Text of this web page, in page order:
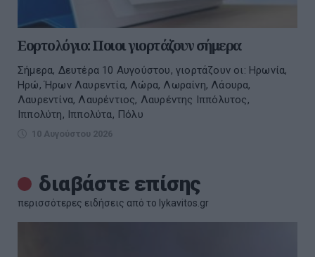
Εορτολόγιο: Ποιοι γιορτάζουν σήμερα
Σήμερα, Δευτέρα 10 Αυγούστου, γιορτάζουν οι: Ηρωνία,
Ηρώ, Ήρων Λαυρεντία, Λώρα, Λωραίνη, Λάουρα,
Λαυρεντίνα, Λαυρέντιος, Λαυρέντης Ιππόλυτος,
Ιππολύτη, Ιππολύτα, Πόλυ
10 Αυγούστου 2026
διαβάστε επίσης
περισσότερες ειδήσεις από το lykavitos.gr